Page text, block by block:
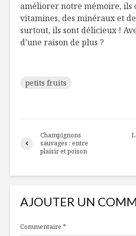
améliorer notre mémoire, ils
vitamines, des minéraux et
surtout, ils sont délicieux !
d’une raison de plus ?
petits fruits
Champignons
sauvages : entre
plaisir et poison
AJOUTER UN
Commentaire *